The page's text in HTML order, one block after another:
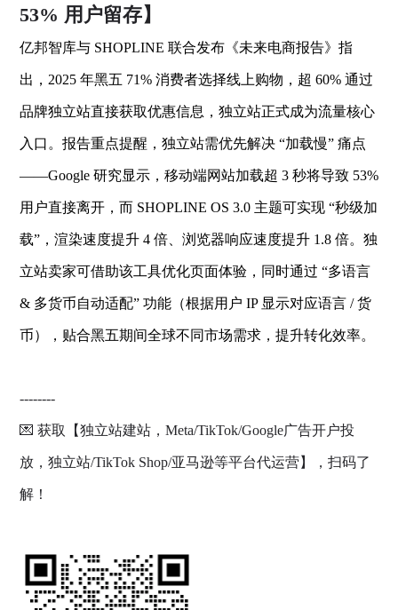
53% 用户留存】
亿邦智库与 SHOPLINE 联合发布《未来电商报告》指
出，2025 年黑五 71% 消费者选择线上购物，超 60% 通过
品牌独立站直接获取优惠信息，独立站正式成为流量核心
入口。报告重点提醒，独立站需优先解决 “加载慢” 痛点
——Google 研究显示，移动端网站加载超 3 秒将导致 53%
用户直接离开，而 SHOPLINE OS 3.0 主题可实现 “秒级加
载”，渲染速度提升 4 倍、浏览器响应速度提升 1.8 倍。独
立站卖家可借助该工具优化页面体验，同时通过 “多语言
& 多货币自动适配” 功能（根据用户 IP 显示对应语言 / 货
币），贴合黑五期间全球不同市场需求，提升转化效率。
--------
💌 获取【独立站建站，Meta/TikTok/Google广告开户投
放，独立站/TikTok Shop/亚马逊等平台代运营】，扫码了
解！